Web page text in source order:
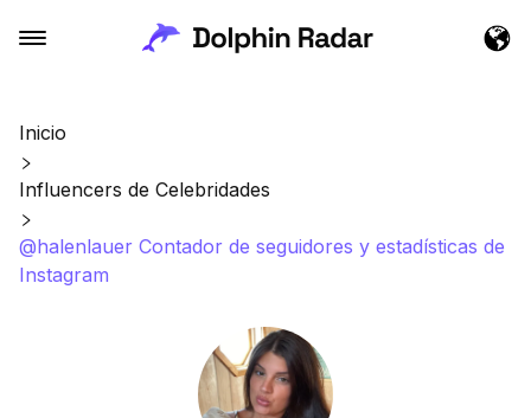
Inicio
Influencers de Celebridades
@halenlauer Contador de seguidores y estadísticas de
Instagram